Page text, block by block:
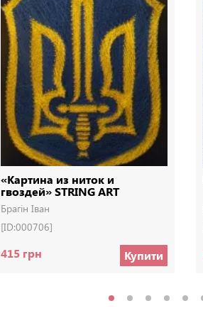
«Картина из ниток и
гвоздей» STRING ART
Брагін Іван
[ID:000706]
415 грн Купити